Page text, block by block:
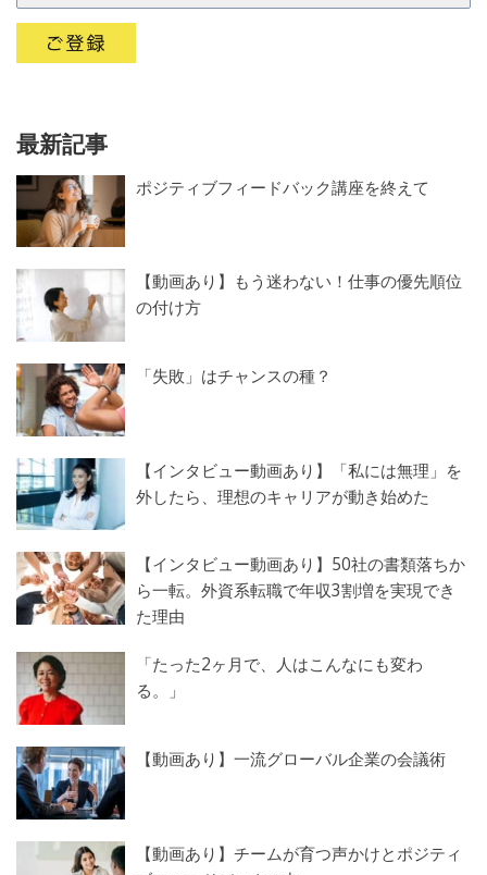
最新記事
ポジティブフィードバック講座を終えて
【動画あり】もう迷わない！仕事の優先順位
の付け方
「失敗」はチャンスの種？
【インタビュー動画あり】「私には無理」を
外したら、理想のキャリアが動き始めた
【インタビュー動画あり】50社の書類落ちか
ら一転。外資系転職で年収3割増を実現でき
た理由
「たった2ヶ月で、人はこんなにも変わ
る。」
【動画あり】一流グローバル企業の会議術
【動画あり】チームが育つ声かけとポジティ